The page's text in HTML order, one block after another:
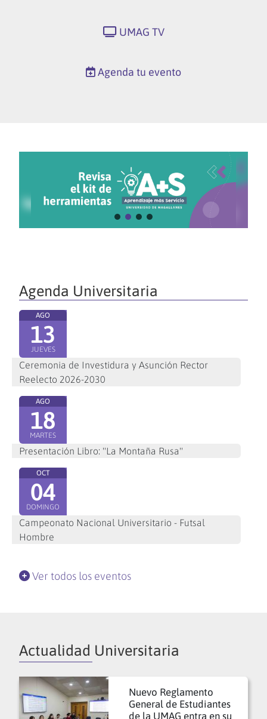
UMAG TV
Agenda tu evento
Agenda Universitaria
AGO
13
JUEVES
Ceremonia de Investidura y Asunción Rector
Reelecto 2026-2030
AGO
18
MARTES
Presentación Libro: "La Montaña Rusa"
OCT
04
DOMINGO
Campeonato Nacional Universitario - Futsal
Hombre
Ver todos los eventos
Actualidad Universitaria
Nuevo Reglamento
General de Estudiantes
de la UMAG entra en su